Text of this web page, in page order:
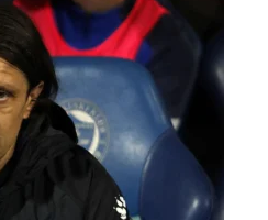
načine na koje će reagovati na